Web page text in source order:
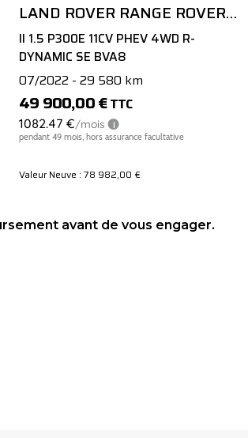
LAND ROVER RANGE ROVER
EVOQUE
II 1.5 P300E 11CV PHEV 4WD R-
DYNAMIC SE BVA8
07/2022 - 29 580 km
49 900,00 €TTC
Valeur Neuve : 78 982,00 €
avant de vous engager.